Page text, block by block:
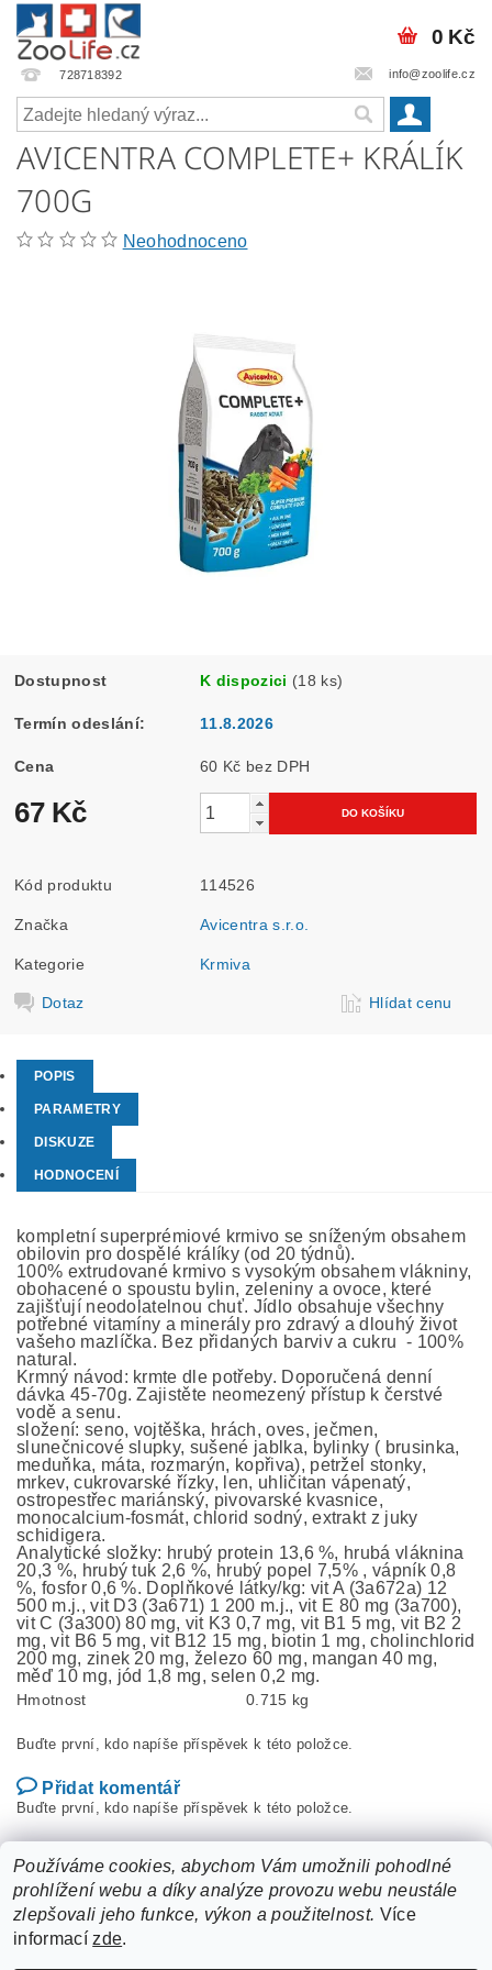
728718392 info@zoolife.cz
0 Kč
AVICENTRA COMPLETE+ KRÁLÍK
700G
Neohodnoceno
Dostupnost K dispozici (18 ks)
Termín odeslání: 11.8.2026
Cena 60 Kč bez DPH
67 Kč
Kód produktu 114526
Značka Avicentra s.r.o.
Kategorie Krmiva
Dotaz Hlídat cenu
POPIS
PARAMETRY
DISKUZE
HODNOCENÍ
kompletní superprémiové krmivo se sníženým obsahem
obilovin pro dospělé králíky (od 20 týdnů).
100% extrudované krmivo s vysokým obsahem vlákniny,
obohacené o spoustu bylin, zeleniny a ovoce, které
zajišťují neodolatelnou chuť. Jídlo obsahuje všechny
potřebné vitamíny a minerály pro zdravý a dlouhý život
vašeho mazlíčka. Bez přidaných barviv a cukru - 100%
natural.
Krmný návod: krmte dle potřeby. Doporučená denní
dávka 45-70g. Zajistěte neomezený přístup k čerstvé
vodě a senu.
složení: seno, vojtěška, hrách, oves, ječmen,
slunečnicové slupky, sušené jablka, bylinky ( brusinka,
meduňka, máta, rozmarýn, kopřiva), petržel stonky,
mrkev, cukrovarské řízky, len, uhličitan vápenatý,
ostropestřec mariánský, pivovarské kvasnice,
monocalcium-fosmát, chlorid sodný, extrakt z juky
schidigera.
Analytické složky: hrubý protein 13,6 %, hrubá vláknina
20,3 %, hrubý tuk 2,6 %, hrubý popel 7,5% , vápník 0,8
%, fosfor 0,6 %. Doplňkové látky/kg: vit A (3a672a) 12
500 m.j., vit D3 (3a671) 1 200 m.j., vit E 80 mg (3a700),
vit C (3a300) 80 mg, vit K3 0,7 mg, vit B1 5 mg, vit B2 2
mg, vit B6 5 mg, vit B12 15 mg, biotin 1 mg, cholinchlorid
200 mg, zinek 20 mg, železo 60 mg, mangan 40 mg,
měď 10 mg, jód 1,8 mg, selen 0,2 mg.
Hmotnost 0.715 kg
Buďte první, kdo napíše příspěvek k této položce.
Přidat komentář
Buďte první, kdo napíše příspěvek k této položce.
Používáme cookies, abychom Vám umožnili pohodlné
prohlížení webu a díky analýze provozu webu neustále
zlepšovali jeho funkce, výkon a použitelnost. Více
informacízde.